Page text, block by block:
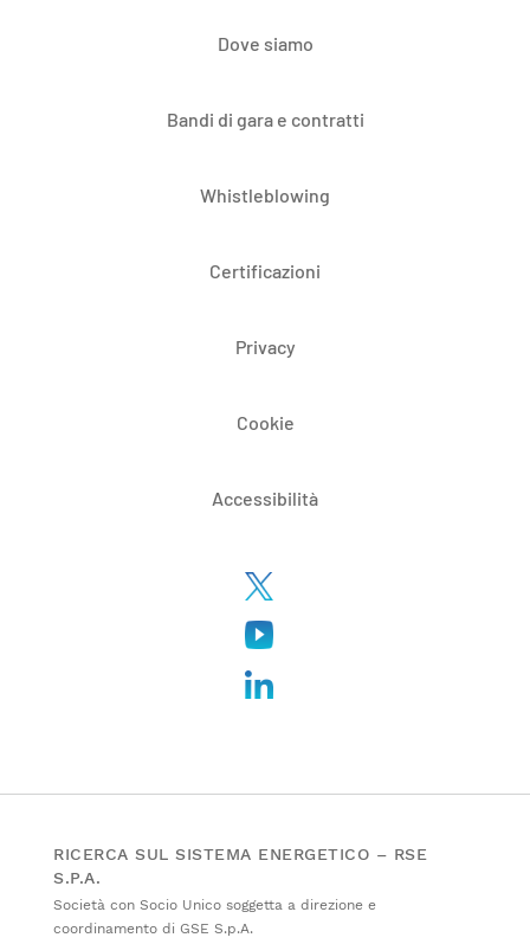
Dove siamo
Bandi di gara e contratti
Whistleblowing
Certificazioni
Privacy
Cookie
Accessibilità
RICERCA SUL SISTEMA ENERGETICO – RSE
S.P.A.
Società con Socio Unico soggetta a direzione e
coordinamento di GSE S.p.A.